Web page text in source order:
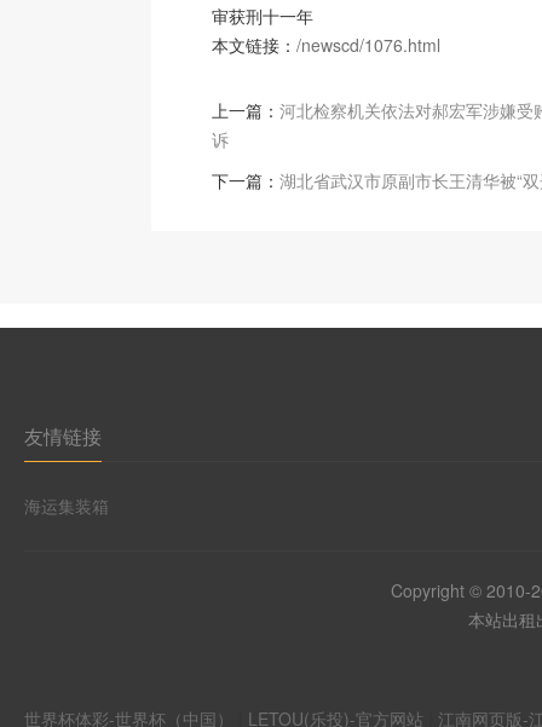
审获刑十一年
本文链接： /newscd/1076.html
上一篇： 河北检察机关依法对郝宏军涉嫌受
诉
下一篇： 湖北省武汉市原副市长王清华被“双
友情链接
海运集装箱
Copyright © 2010-
本站出
世界杯体彩-世界杯（中国） LETOU(乐投)-官方网站 江南网页版-